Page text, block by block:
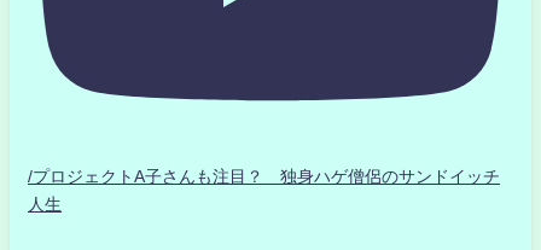
/プロジェクトA子さんも注目？ 独身ハゲ僧侶のサンドイッチ
人生